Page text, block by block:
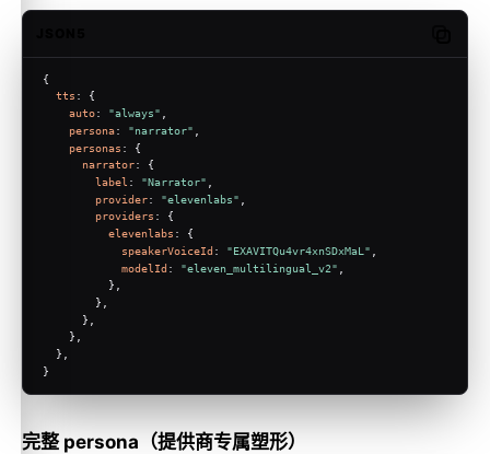
{
tts : {
auto: "always"
persona: "narrator"
personas : {
narrator: {
label : "Narrator"
provider: "elevenlabs"
providers : {
elevenlabs : {
speakerVoiceId : "EXAVITQu4vr4xnSDxMaL"
modelId : "eleven_multilingual_v2"
          },
        },
      },
    },
  },
}
完整 persona（提供商专属塑形）